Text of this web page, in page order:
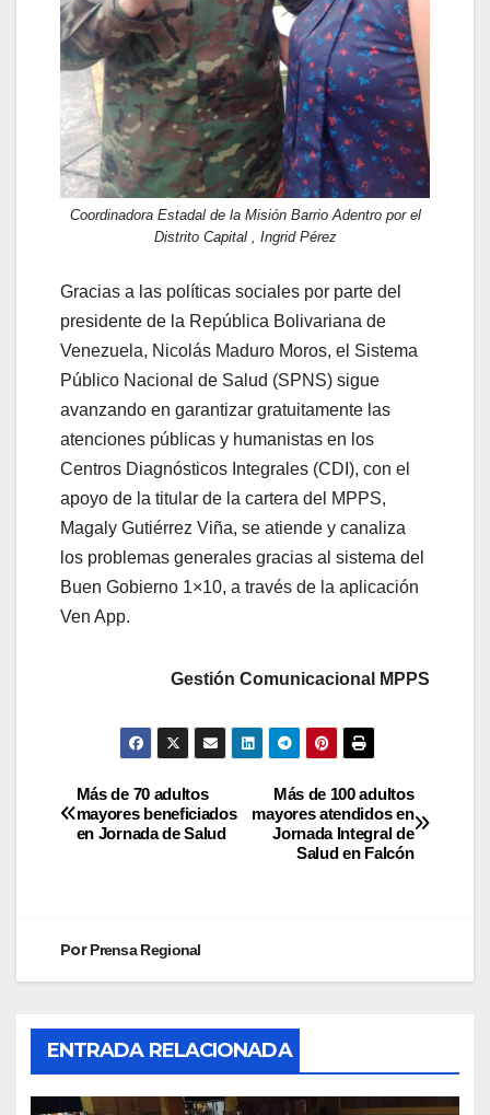
Coordinadora Estadal de la Misión Barrio Adentro por el
Distrito Capital , Ingrid Pérez
Gracias a las políticas sociales por parte del
presidente de la República Bolivariana de
Venezuela, Nicolás Maduro Moros, el Sistema
Público Nacional de Salud (SPNS) sigue
avanzando en garantizar gratuitamente las
atenciones públicas y humanistas en los
Centros Diagnósticos Integrales (CDI), con el
apoyo de la titular de la cartera del MPPS,
Magaly Gutiérrez Viña, se atiende y canaliza
los problemas generales gracias al sistema del
Buen Gobierno 1×10, a través de la aplicación
Ven App.
Gestión Comunicacional MPPS
Más de 100 adultos
mayores atendidos en
Jornada Integral de
Salud en Falcón
Más de 70 adultos
mayores beneficiados
en Jornada de Salud
PorPrensa Regional
ENTRADA RELACIONADA